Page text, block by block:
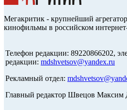
Мегакритик - крупнейший
кинофильмы в российском
Телефон редакции: 89220866202,
редакции: mdshvetsov@yandex.ru
Рекламный отдел:
Главный редактор Швецов Максим